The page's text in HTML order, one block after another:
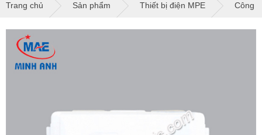
Trang chủ Sản phẩm Thiết bị điện MPE Công